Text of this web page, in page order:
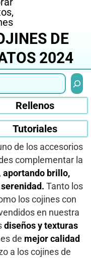
DE
2024
Rellenos
Tutoriales
de los accesorios
complementar la
aportando brillo,
Tanto los
los cojines con
en nuestra
diseños y texturas
de mejor calidad
a los cojines de